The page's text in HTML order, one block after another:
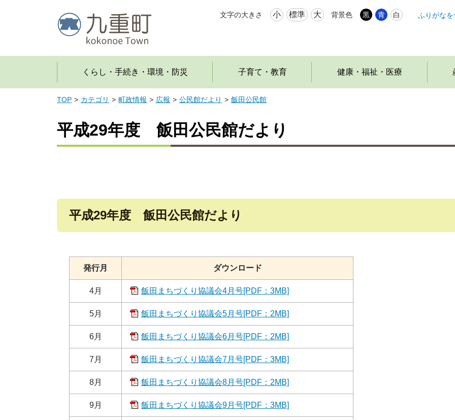
本
文字の大きさ 小 標準 大 背景色 黒 青 白 ふりがなを
くらし・手続き・環境・防災 子育て・教育 健康・福祉・医療
TOP カテゴリ 町政情報 広報 公民館だより 飯田公民館
平成29年度 飯田公民館だより
平成29年度 飯田公民館だより
発行月 ダウンロード
4月 飯田まちづくり協議会4月号[PDF：3MB]
5月 飯田まちづくり協議会5月号[PDF：2MB]
6月 飯田まちづくり協議会6月号[PDF：2MB]
7月 飯田まちづくり協議会7月号[PDF：3MB]
8月 飯田まちづくり協議会8月号[PDF：2MB]
9月 飯田まちづくり協議会9月号[PDF：3MB]